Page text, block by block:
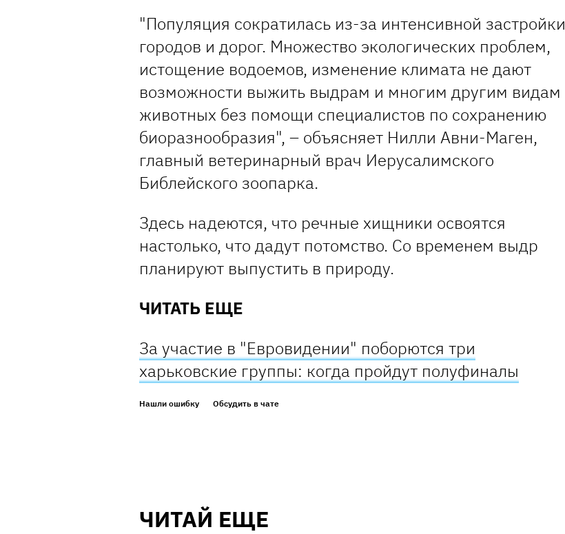
"Популяция сократилась из-за интенсивной застройки
городов и дорог. Множество экологических проблем,
истощение водоемов, изменение климата не дают
возможности выжить выдрам и многим другим видам
животных без помощи специалистов по сохранению
биоразнообразия", – объясняет Нилли Авни-Маген,
главный ветеринарный врач Иерусалимского
Библейского зоопарка.
Здесь надеются, что речные хищники освоятся
настолько, что дадут потомство. Со временем выдр
планируют выпустить в природу.
ЧИТАТЬ ЕЩЕ
За участие в "Евровидении" поборются три
харьковские группы: когда пройдут полуфиналы
Нашли ошибку Обсудить в чате
ЧИТАЙ ЕЩЕ